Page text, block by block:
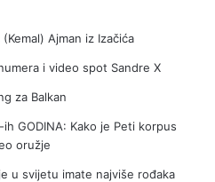
Ajman iz Izačića
i video spot Sandre X
za Balkan
ih GODINA: Kako je Peti korpus
oružje
u svijetu imate najviše rođaka